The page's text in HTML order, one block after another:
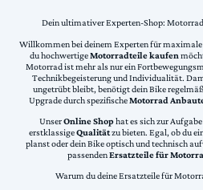
Dein ultimativer Experten-Shop:
Willkommen bei deinem Experten für maximale
du hochwertigeMotorradteile kaufen
Motorrad ist mehr als nur ein
Technikbegeisterung und Individualität.
ungetrübt bleibt, benötigt dein Bike
Upgrade durch spezifischeMotorrad
UnserOnline Shophat es sich zur
erstklassigeQualitätzu bieten. Egal, ob du
planst oder dein Bike optisch und technisch
passendenErsatzteile für
Warum du deine Ersatzteile für